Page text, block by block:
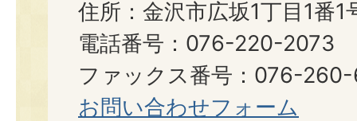
住所：金沢市広坂1丁目1番1
電話番号：076-220-2073
ファックス番号：076-
お問い合わせフォーム